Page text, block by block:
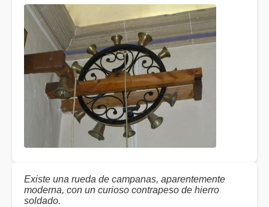
Existe una rueda de campanas, aparentemente
moderna, con un curioso contrapeso de hierro
soldado.